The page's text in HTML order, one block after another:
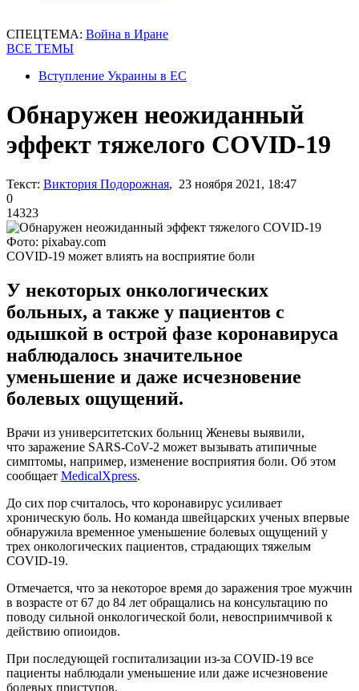
СПЕЦТЕМА: Война в Иране
ВСЕ ТЕМЫ
Вступление Украины в ЕС
Обнаружен неожиданный
эффект тяжелого COVID-19
Текст: Виктория Подорожная, 23 ноября 2021, 18:47
0
14323
Фото: pixabay.com
COVID-19 может влиять на восприятие боли
У некоторых онкологических
больных, а также у пациентов с
одышкой в острой фазе коронавируса
наблюдалось значительное
уменьшение и даже исчезновение
болевых ощущений.
Врачи из университетских больниц Женевы выявили,
что заражение SARS-CoV-2 может вызывать атипичные
симптомы, например, изменение восприятия боли. Об этом
сообщает MedicalXpress.
До сих пор считалось, что коронавирус усиливает
хроническую боль. Но команда швейцарских ученых впервые
обнаружила временное уменьшение болевых ощущений у
трех онкологических пациентов, страдающих тяжелым
COVID-19.
Отмечается, что за некоторое время до заражения трое мужчин
в возрасте от 67 до 84 лет обращались на консультацию по
поводу сильной онкологической боли, невосприимчивой к
действию опиоидов.
При последующей госпитализации из-за COVID-19 все
пациенты наблюдали уменьшение или даже исчезновение
болевых приступов.